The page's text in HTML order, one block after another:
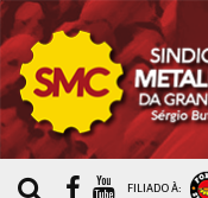
FILIADO À: